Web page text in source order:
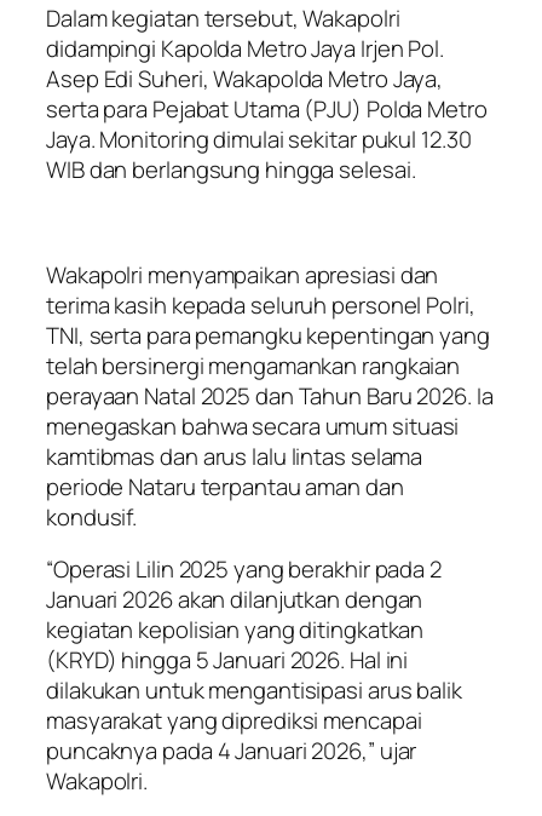
Dalam kegiatan tersebut, Wakapolri
didampingi Kapolda Metro Jaya Irjen Pol.
Asep Edi Suheri, Wakapolda Metro Jaya,
serta para Pejabat Utama (PJU) Polda Metro
Jaya. Monitoring dimulai sekitar pukul 12.30
WIB dan berlangsung hingga selesai.
Wakapolri menyampaikan apresiasi dan
terima kasih kepada seluruh personel Polri,
TNI, serta para pemangku kepentingan yang
telah bersinergi mengamankan rangkaian
perayaan Natal 2025 dan Tahun Baru 2026. Ia
menegaskan bahwa secara umum situasi
kamtibmas dan arus lalu lintas selama
periode Nataru terpantau aman dan
kondusif.
“Operasi Lilin 2025 yang berakhir pada 2
Januari 2026 akan dilanjutkan dengan
kegiatan kepolisian yang ditingkatkan
(KRYD) hingga 5 Januari 2026. Hal ini
dilakukan untuk mengantisipasi arus balik
masyarakat yang diprediksi mencapai
puncaknya pada 4 Januari 2026,” ujar
Wakapolri.